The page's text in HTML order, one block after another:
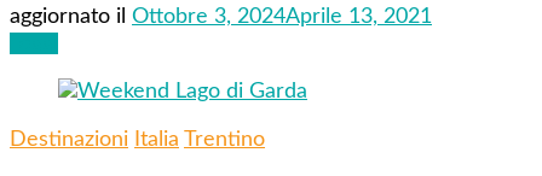
aggiornato il Ottobre 3, 2024Aprile 13, 2021
Destinazioni Italia Trentino